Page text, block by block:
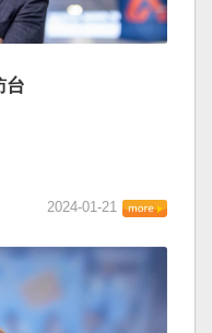
台
2024-01-21